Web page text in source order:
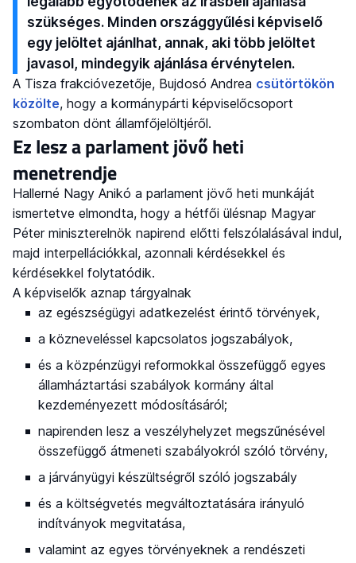
szükséges. Minden országgyűlési képviselő
egy jelöltet ajánlhat, annak, aki több jelöltet
javasol, mindegyik ajánlása érvénytelen.
A Tisza frakcióvezetője, Bujdosó Andrea csütörtökön
közölte, hogy a kormánypárti képviselőcsoport
szombaton dönt államfőjelöltjéről.
Ez lesz a parlament jövő heti
menetrendje
Hallerné Nagy Anikó a parlament jövő heti munkáját
ismertetve elmondta, hogy a hétfői ülésnap Magyar
Péter miniszterelnök napirend előtti felszólalásával indul,
majd interpellációkkal, azonnali kérdésekkel és
kérdésekkel folytatódik.
A képviselők aznap tárgyalnak
az egészségügyi adatkezelést érintő törvények,
a közneveléssel kapcsolatos jogszabályok,
és a közpénzügyi reformokkal összefüggő egyes
államháztartási szabályok kormány által
kezdeményezett módosításáról;
napirenden lesz a veszélyhelyzet megszűnésével
összefüggő átmeneti szabályokról szóló törvény,
a járványügyi készültségről szóló jogszabály
és a költségvetés megváltoztatására irányuló
indítványok megvitatása,
valamint az egyes törvényeknek a rendészeti